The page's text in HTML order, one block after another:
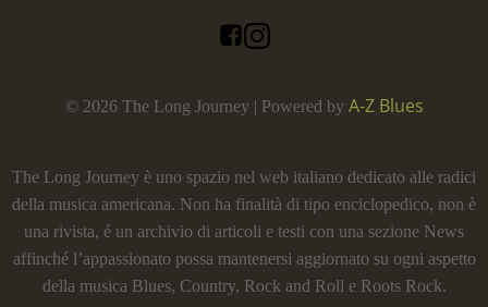
© 2026 The Long Journey | Powered by A-Z Blues
The Long Journey è uno spazio nel web italiano dedicato alle radici
della musica americana. Non ha finalità di tipo enciclopedico, non è
una rivista, é un archivio di articoli e testi con una sezione News
affinché l’appassionato possa mantenersi aggiornato su ogni aspetto
della musica Blues, Country, Rock and Roll e Roots Rock.